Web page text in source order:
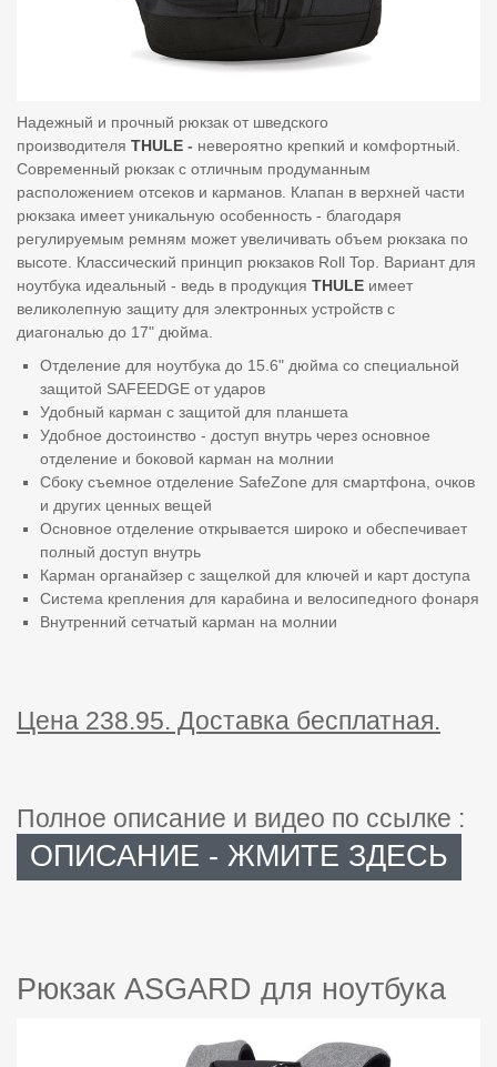
Надежный и прочный рюкзак от шведского
производителя THULE - невероятно крепкий и комфортный.
Современный рюкзак с отличным продуманным
расположением отсеков и карманов. Клапан в верхней части
рюкзака имеет уникальную особенность - благодаря
регулируемым ремням может увеличивать объем рюкзака по
высоте. Классический принцип рюкзаков Roll Top. Вариант для
ноутбука идеальный - ведь в продукция THULE имеет
великолепную защиту для электронных устройств с
диагональю до 17" дюйма.
Отделение для ноутбука до 15.6" дюйма со специальной
защитой SAFEEDGE от ударов
Удобный карман с защитой для планшета
Удобное достоинство - доступ внутрь через основное
отделение и боковой карман на молнии
Сбоку съемное отделение SafeZone для смартфона, очков
и других ценных вещей
Основное отделение открывается широко и обеспечивает
полный доступ внутрь
Карман органайзер с защелкой для ключей и карт доступа
Система крепления для карабина и велосипедного фонаря
Внутренний сетчатый карман на молнии
Цена 238.95. Доставка бесплатная.
Полное описание и видео по ссылке :
ОПИСАНИЕ - ЖМИТЕ ЗДЕСЬ
Рюкзак ASGARD для ноутбука